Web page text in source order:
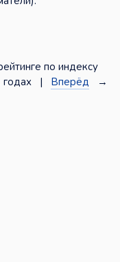
по индексу
годах | Вперёд →